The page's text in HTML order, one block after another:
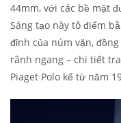
44mm, với các bề mặt
Sáng tạo này tô điểm
đỉnh của núm vặn,
rãnh ngang – chi tiết
Piaget Polo kể từ năm